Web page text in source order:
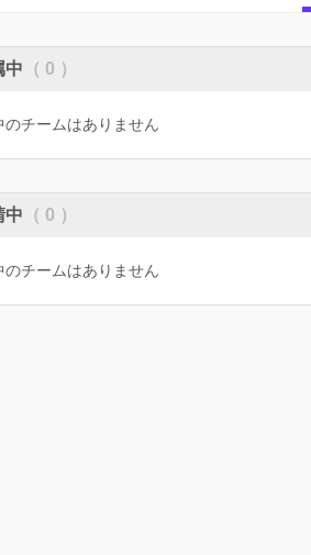
中 （ 0 ）
のチームはありません
中 （ 0 ）
のチームはありません